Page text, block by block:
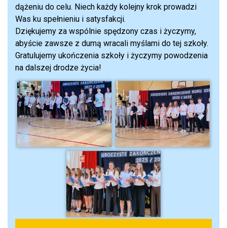
dążeniu do celu. Niech każdy kolejny krok prowadzi
Was ku spełnieniu i satysfakcji.
Dziękujemy za wspólnie spędzony czas i życzymy,
abyście zawsze z dumą wracali myślami do tej szkoły.
Gratulujemy ukończenia szkoły i życzymy powodzenia
na dalszej drodze życia!